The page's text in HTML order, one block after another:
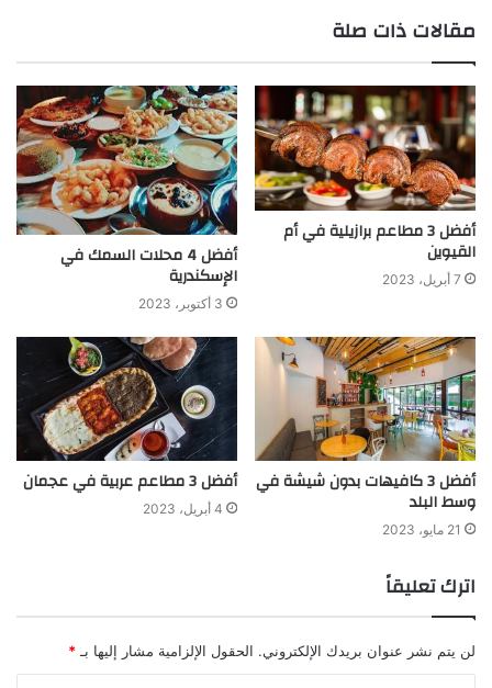
مقالات ذات صلة
أفضل 3 مطاعم برازيلية في أم
القيوين
7 أبريل، 2023
أفضل 4 محلات السمك في
الإسكندرية
3 أكتوبر، 2023
أفضل 3 كافيهات بدون شيشة في
وسط البلد
21 مايو، 2023
أفضل 3 مطاعم عربية في عجمان
4 أبريل، 2023
اترك تعليقاً
لن يتم نشر عنوان بريدك الإلكتروني. الحقول الإلزامية مشار إليها بـ *